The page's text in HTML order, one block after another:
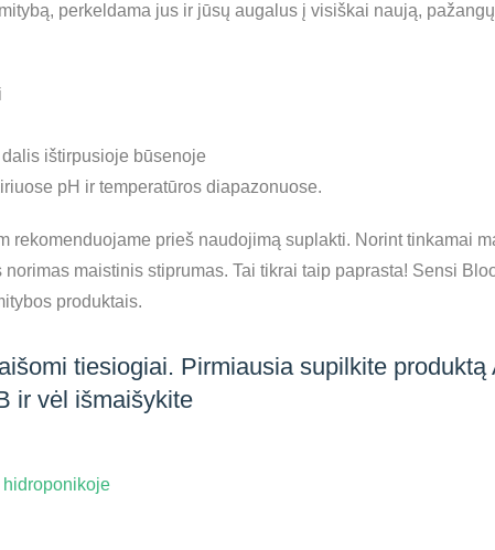
perkeldama jus ir jūsų augalus į visiškai naują,
ištirpusioje būsenoje
pH ir temperatūros diapazonuose.
rekomenduojame prieš naudojimą suplakti. Norint tinkamai
maistinis stiprumas. Tai tikrai taip paprasta! Sensi
produktais.
tiesiogiai. Pirmiausia supilkite
ir vėl išmaišykite
hidroponikoje